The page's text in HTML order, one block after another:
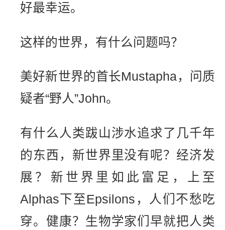
好最幸运。
这样的世界，有什么问题吗？
美好新世界的首长Mustapha，问质
疑者“野人”John。
有什么人类跋山涉水追求了几千年
的东西，新世界里没有呢？经济发
展？新世界里如此富足，上至
Alphas下至Epsilons，人们不愁吃
穿。健康？生物学家们早就把人类